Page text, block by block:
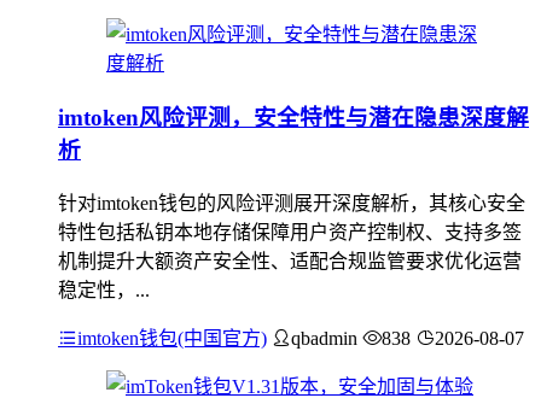
imtoken风险评测，安全特性与潜在隐患深度解
析
针对imtoken钱包的风险评测展开深度解析，其核心安全
特性包括私钥本地存储保障用户资产控制权、支持多签
机制提升大额资产安全性、适配合规监管要求优化运营
稳定性，...
imtoken钱包(中国官方) qbadmin 838 2026-08-07